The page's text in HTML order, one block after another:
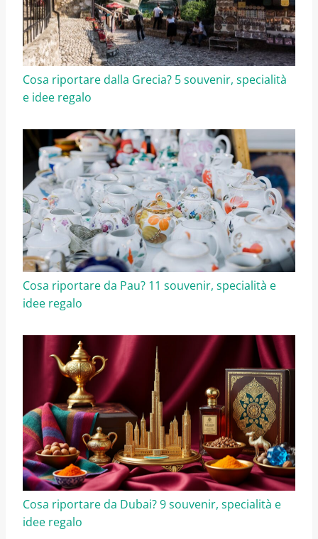
Cosa riportare dalla Grecia? 5 souvenir, specialità
e idee regalo
Cosa riportare da Pau? 11 souvenir, specialità e
idee regalo
Cosa riportare da Dubai? 9 souvenir, specialità e
idee regalo